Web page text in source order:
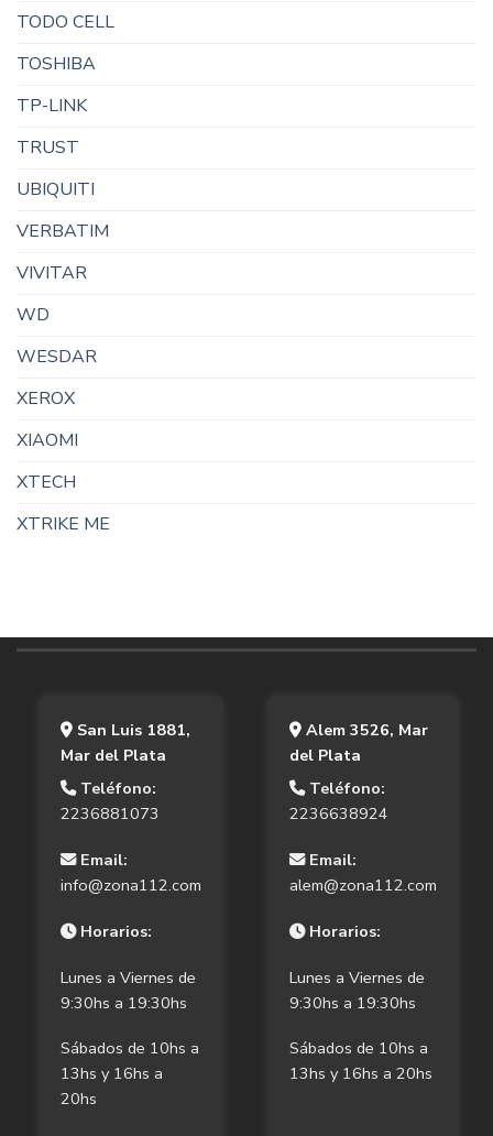
TODO CELL
TOSHIBA
TP-LINK
TRUST
UBIQUITI
VERBATIM
VIVITAR
WD
WESDAR
XEROX
XIAOMI
XTECH
XTRIKE ME
San Luis 1881,
Mar del Plata
Teléfono:
2236881073
Email:
info@zona112.com
Horarios:
Lunes a Viernes de
9:30hs a 19:30hs
Sábados de 10hs a
13hs y 16hs a
20hs
Alem 3526, Mar
del Plata
Teléfono:
2236638924
Email:
alem@zona112.com
Horarios:
Lunes a Viernes de
9:30hs a 19:30hs
Sábados de 10hs a
13hs y 16hs a 20hs